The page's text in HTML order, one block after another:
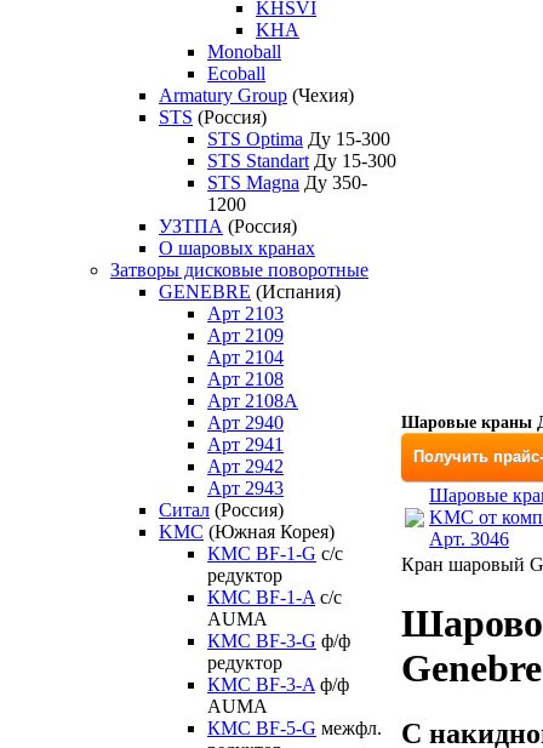
KHSVI
KHA
Monoball
Ecoball
Armatury Group (Чехия)
STS (Россия)
STS Optima Ду 15-300
STS Standart Ду 15-300
STS Magna Ду 350-
1200
УЗТПА (Россия)
О шаровых кранах
Затворы дисковые поворотные
GENEBRE (Испания)
Арт 2103
Арт 2109
Арт 2104
Арт 2108
Арт 2108A
Арт 2940
Арт 2941
Арт 2942
Арт 2943
Ситал (Россия)
KMC (Южная Корея)
КМС BF-1-G с/с
редуктор
КМС BF-1-A с/с
AUMA
КМС BF-3-G ф/ф
редуктор
КМС BF-3-A ф/ф
AUMA
КМС BF-5-G межфл.
Шаровые краны
Получить
Шаровые
KMC от
Арт. 3046
Кран шаровый
С